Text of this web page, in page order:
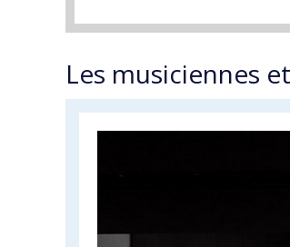
Les musiciennes